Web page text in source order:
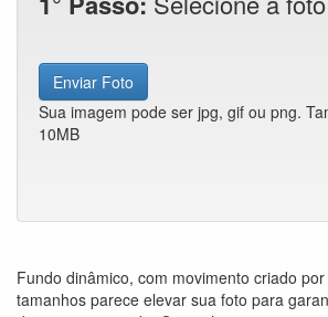
Enviar Foto
Sua imagem pode ser jpg, gif ou png.
10MB
Fundo dinâmico, com movimento criado
tamanhos parece elevar sua foto para